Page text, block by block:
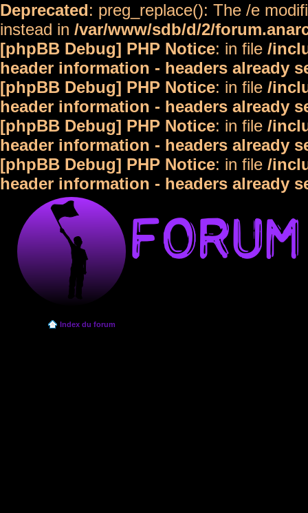
Deprecated: preg_replace(): The /e
instead in /var/www/sdb/d/2/
[phpBB Debug] PHP Notice: in file /
header information - headers already
[phpBB Debug] PHP Notice: in file /
header information - headers already
[phpBB Debug] PHP Notice: in file /
header information - headers already
[phpBB Debug] PHP Notice: in file /
header information - headers already
Index du forum